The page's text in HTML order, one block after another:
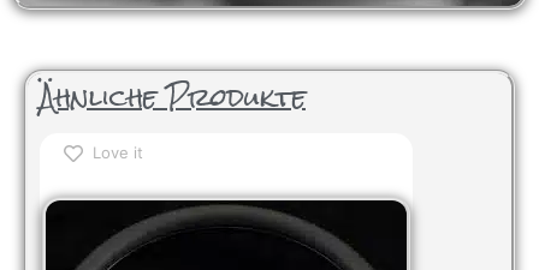
Ähnliche Produkte
Love it